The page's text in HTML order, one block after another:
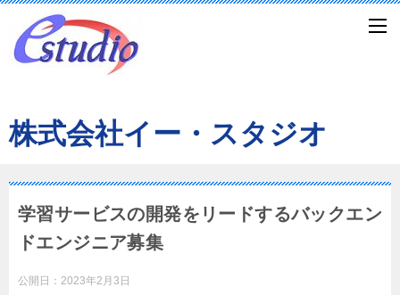
株式会社イー・スタジオ
学習サービスの開発をリードするバックエン
ドエンジニア募集
公開日： 2023年2月3日